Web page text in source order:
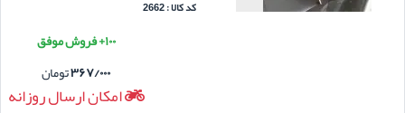
کد کالا : 2662
۱۰۰+ فروش موفق
۳۶۷/۰۰۰تومان
امکان ارسال روزانه